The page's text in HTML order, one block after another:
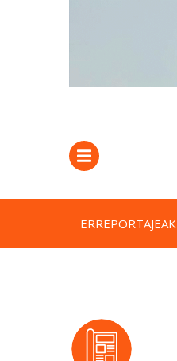
ERREPORTAJEAK